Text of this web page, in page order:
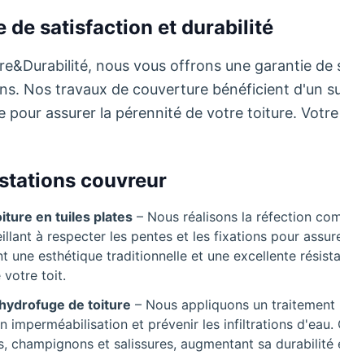
de satisfaction et durabilité
nous vous offrons une garantie
Nos travaux de couverture bénéficient d'un
pour assurer la pérennité de votre toiture.
couvreur
en tuiles plates– Nous réalisons la réfection
à respecter les pentes et les fixations pour
une esthétique traditionnelle et une excellente
votre toit.
de toiture – Nous appliquons un
imperméabilisation et prévenir les infiltrations
champignons et salissures, augmentant sa